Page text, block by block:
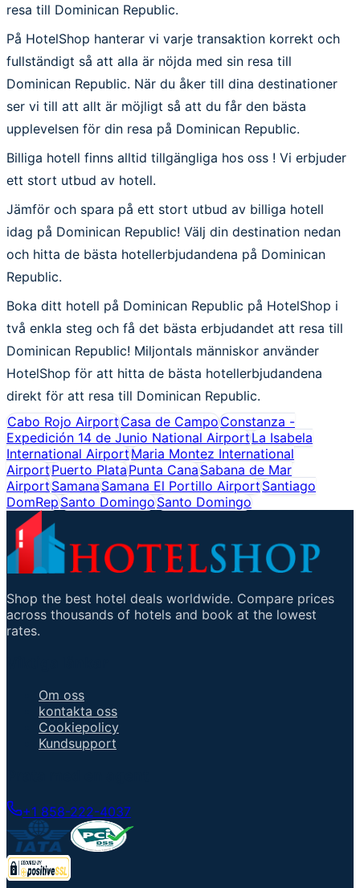
resa till Dominican Republic.
På HotelShop hanterar vi varje transaktion korrekt och
fullständigt så att alla är nöjda med sin resa till
Dominican Republic. När du åker till dina destinationer
ser vi till att allt är möjligt så att du får den bästa
upplevelsen för din resa på Dominican Republic.
Billiga hotell finns alltid tillgängliga hos oss ! Vi erbjuder
ett stort utbud av hotell.
Jämför och spara på ett stort utbud av billiga hotell
idag på Dominican Republic! Välj din destination nedan
och hitta de bästa hotellerbjudandena på Dominican
Republic.
Boka ditt hotell på Dominican Republic på HotelShop i
två enkla steg och få det bästa erbjudandet att resa till
Dominican Republic! Miljontals människor använder
HotelShop för att hitta de bästa hotellerbjudandena
direkt för att resa till Dominican Republic.
Cabo Rojo AirportCasa de CampoConstanza -
Expedición 14 de Junio National AirportLa Isabela
International AirportMaria Montez International
AirportPuerto PlataPunta CanaSabana de Mar
AirportSamanaSamana El Portillo AirportSantiago
DomRepSanto DomingoSanto Domingo
Shop the best hotel deals worldwide. Compare prices
across thousands of hotels and book at the lowest
rates.
Om oss
kontakta oss
Cookiepolicy
Kundsupport
+1 858-222-4037